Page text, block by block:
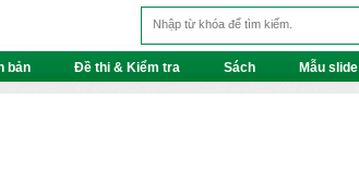
bản Đề thi & Kiểm tra Sách Mẫu slide